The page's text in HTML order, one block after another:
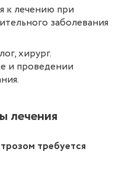
к лечению при
заболевания
хирург.
и проведении
лечения
требуется